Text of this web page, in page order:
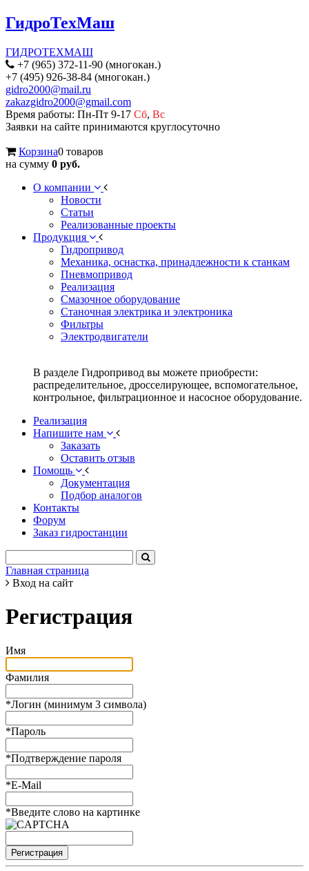
ГидроТехМаш
ГИДРОТЕХМАШ
+7 (965) 372-11-90 (многокан.)
+7 (495) 926-38-84 (многокан.)
gidro2000@mail.ru
zakazgidro2000@gmail.com
Время работы: Пн-Пт 9-17 Сб, Вс
Заявки на сайте принимаются круглосуточно
Корзина0 товаров
на сумму 0 руб.
О компании
Новости
Статьи
Реализованные проекты
Продукция
Гидропривод
Механика, оснастка, принадлежности к станкам
Пневмопривод
Реализация
Смазочное оборудование
Станочная электрика и электроника
Фильтры
Электродвигатели
В разделе Гидропривод вы можете приобрести:
распределительное, дросселирующее, вспомогательное,
контрольное, фильтрационное и насосное оборудование.
Реализация
Напишите нам
Заказать
Оставить отзыв
Помощь
Документация
Подбор аналогов
Контакты
Форум
Заказ гидростанции
Главная страница
Вход на сайт
Регистрация
Имя
Фамилия
*Логин (минимум 3 символа)
*Пароль
*Подтверждение пароля
*E-Mail
*Введите слово на картинке